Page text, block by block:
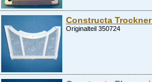
Constructa
Originalteil 350724